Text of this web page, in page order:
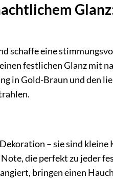
schaffe eine
festlichen Glanz mit
in Gold-Braun und den
– sie sind
die perfekt zu jeder
bringen einen